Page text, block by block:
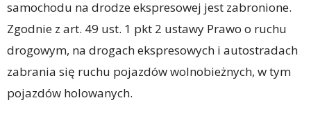
samochodu na drodze ekspresowej jest zabronione.
Zgodnie z art. 49 ust. 1 pkt 2 ustawy Prawo o ruchu
drogowym, na drogach ekspresowych i autostradach
zabrania się ruchu pojazdów wolnobieżnych, w tym
pojazdów holowanych.